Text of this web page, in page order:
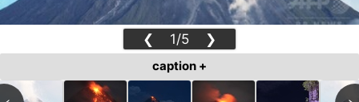
❮ 1/5 ❯
caption +